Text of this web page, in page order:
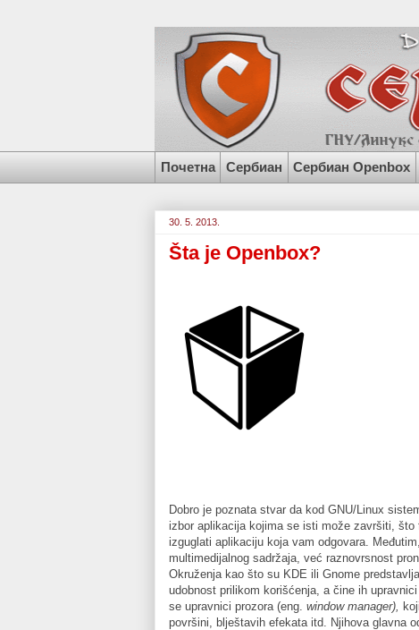
Почетна Сербиан Сербиан Openbox
30. 5. 2013.
Šta je Openbox?
Dobro je poznata stvar da kod GNU/Linux
izbor aplikacija kojima se isti može završiti, što
izguglati aplikaciju koja vam odgovara.
multimedijalnog sadržaja, već raznovrsnost
Okruženja kao što su KDE ili Gnome
udobnost prilikom korišćenja, a čine ih
se upravnici prozora (eng. window manager),
površini, blještavih efekata itd. Njihova glavna